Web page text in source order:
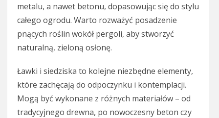
metalu, a nawet betonu, dopasowując się do stylu
całego ogrodu. Warto rozważyć posadzenie
pnących roślin wokół pergoli, aby stworzyć
naturalną, zieloną osłonę.
Ławki i siedziska to kolejne niezbędne elementy,
które zachęcają do odpoczynku i kontemplacji.
Mogą być wykonane z różnych materiałów – od
tradycyjnego drewna, po nowoczesny beton czy